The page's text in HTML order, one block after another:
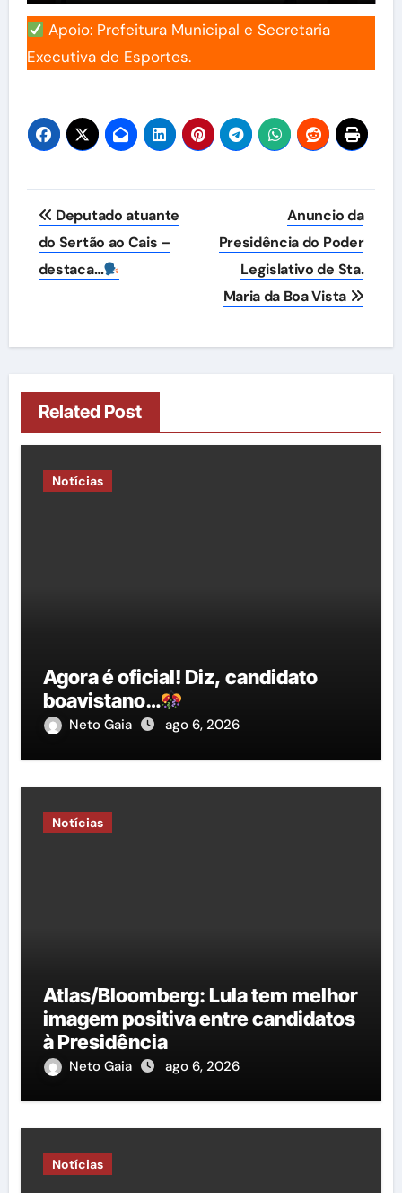
Apoio: Prefeitura Municipal e Secretaria
Executiva de Esportes.
Navegação
de
Post
Deputado atuante
do Sertão ao Cais –
destaca…
Anuncio da
Presidência do Poder
Legislativo de Sta.
Maria da Boa Vista
Related Post
Notícias
Agora é oficial! Diz, candidato
boavistano…
Neto Gaia ago 6, 2026
Notícias
Atlas/Bloomberg: Lula tem melhor
imagem positiva entre candidatos
à Presidência
Neto Gaia ago 6, 2026
Notícias